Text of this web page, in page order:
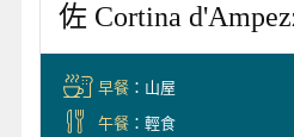
佐 Cortina
早餐：山屋
午餐：輕食